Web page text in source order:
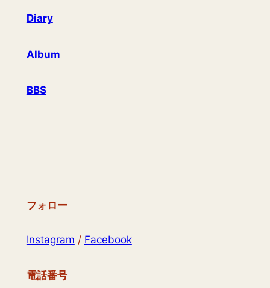
Diary
Album
BBS
フォロー
Instagram / Facebook
電話番号